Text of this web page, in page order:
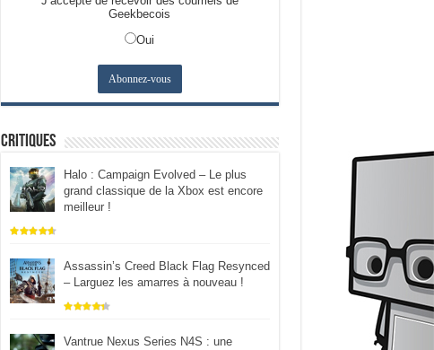
Geekbecois
Oui
Critiques
Halo : Campaign Evolved – Le plus
grand classique de la Xbox est encore
meilleur !
Assassin’s Creed Black Flag Resynced
– Larguez les amarres à nouveau !
Vantrue Nexus Series N4S : une